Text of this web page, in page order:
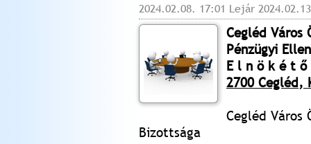
2024.02.08. 17:01 Lejár
Cegléd Város
Pénzügyi
E l n ö k é t ő
2700 Cegléd,
Cegléd Város
Bizottsága